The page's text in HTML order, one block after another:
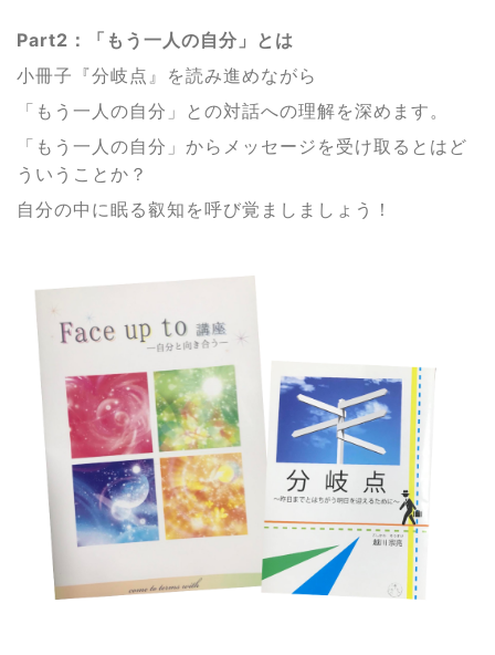
Part2：「もう一人の自分」とは
小冊子『分岐点』を読み進めながら
「もう一人の自分」との対話への理解を深めます。
「もう一人の自分」からメッセージを受け取るとはど
ういうことか？
自分の中に眠る叡知を呼び覚ましましょう！